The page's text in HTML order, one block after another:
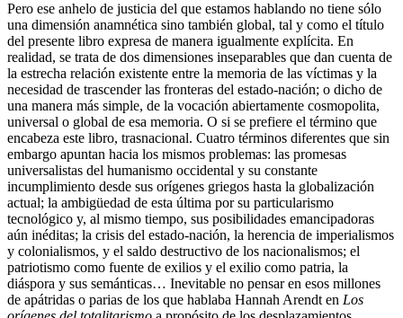
Pero ese anhelo de justicia del que estamos hablando no tiene sólo
una dimensión anamnética sino también global, tal y como el título
del presente libro expresa de manera igualmente explícita. En
realidad, se trata de dos dimensiones inseparables que dan cuenta de
la estrecha relación existente entre la memoria de las víctimas y la
necesidad de trascender las fronteras del estado-nación; o dicho de
una manera más simple, de la vocación abiertamente cosmopolita,
universal o global de esa memoria. O si se prefiere el término que
encabeza este libro, trasnacional. Cuatro términos diferentes que sin
embargo apuntan hacia los mismos problemas: las promesas
universalistas del humanismo occidental y su constante
incumplimiento desde sus orígenes griegos hasta la globalización
actual; la ambigüedad de esta última por su particularismo
tecnológico y, al mismo tiempo, sus posibilidades emancipadoras
aún inéditas; la crisis del estado-nación, la herencia de imperialismos
y colonialismos, y el saldo destructivo de los nacionalismos; el
patriotismo como fuente de exilios y el exilio como patria, la
diáspora y sus semánticas… Inevitable no pensar en esos millones
de apátridas o parias de los que hablaba Hannah Arendt en Los